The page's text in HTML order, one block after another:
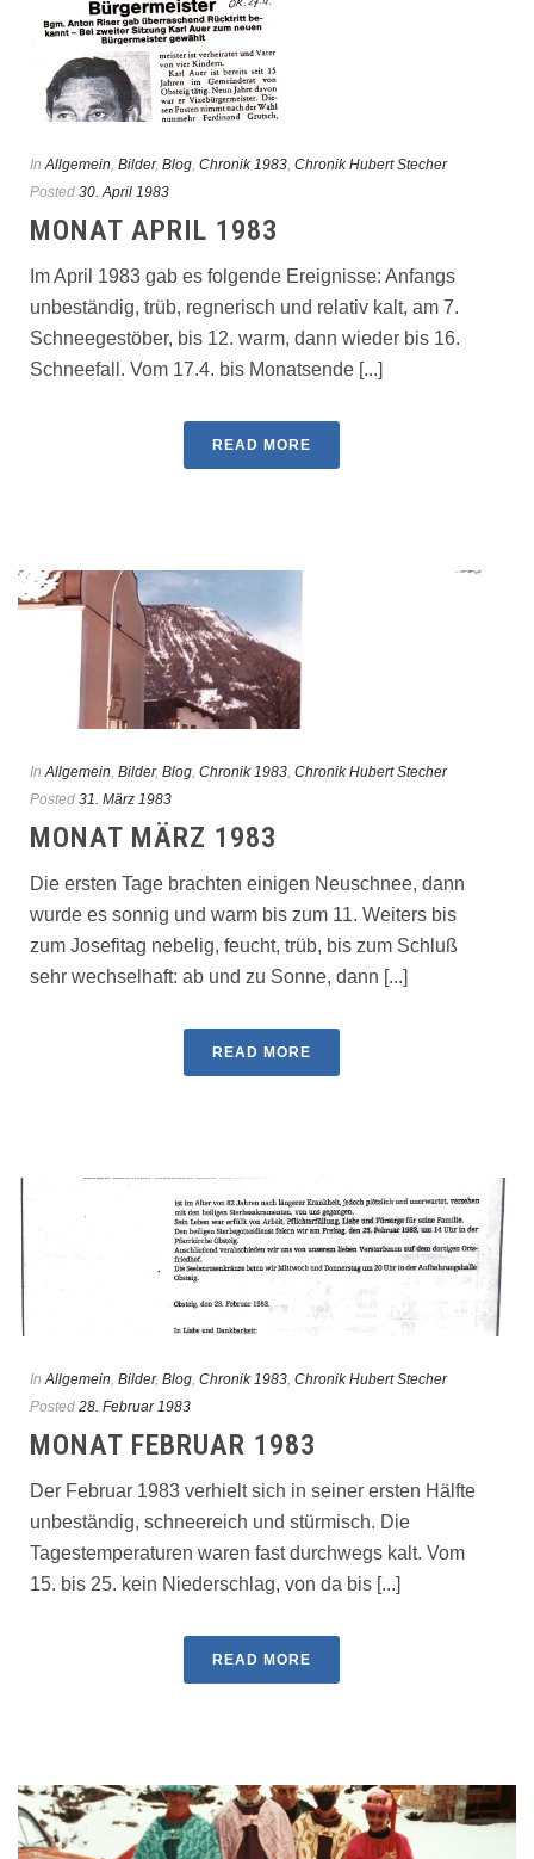
In Allgemein Bilder, Blog Chronik 1983 Chronik Hubert Stecher
Posted 30. April 1983
MONAT APRIL 1983
Im April 1983 gab es folgende Ereignisse: Anfangs
unbeständig, trüb, regnerisch und relativ kalt, am 7.
Schneegestöber, bis 12. warm, dann wieder bis 16.
Schneefall. Vom 17.4. bis Monatsende [...]
READ MORE
In Allgemein Bilder, Blog Chronik 1983 Chronik Hubert Stecher
Posted 31. März 1983
MONAT MÄRZ 1983
Die ersten Tage brachten einigen Neuschnee, dann
wurde es sonnig und warm bis zum 11. Weiters bis
zum Josefitag nebelig, feucht, trüb, bis zum Schluß
sehr wechselhaft: ab und zu Sonne, dann [...]
READ MORE
In Allgemein Bilder, Blog Chronik 1983 Chronik Hubert Stecher
Posted 28. Februar 1983
MONAT FEBRUAR 1983
Der Februar 1983 verhielt sich in seiner ersten Hälfte
unbeständig, schneereich und stürmisch. Die
Tagestemperaturen waren fast durchwegs kalt. Vom
15. bis 25. kein Niederschlag, von da bis [...]
READ MORE